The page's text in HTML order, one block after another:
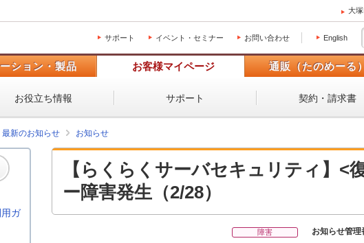
大
サポート イベント・セミナー お問い合わせ English
ション・製品 お客様マイページ 通販（たのめーる）
お役立ち情報 サポート 契約・請求書
最新のお知らせ お知らせ
【らくらくサーバセキュリティ】<
ー障害発生（2/28）
障害 お知らせ管理
ガ